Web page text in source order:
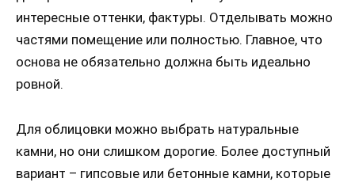
интересные оттенки, фактуры. Отделывать можно
частями помещение или полностью. Главное, что
основа не обязательно должна быть идеально
ровной.
Для облицовки можно выбрать натуральные
камни, но они слишком дорогие. Более доступный
вариант – гипсовые или бетонные камни, которые